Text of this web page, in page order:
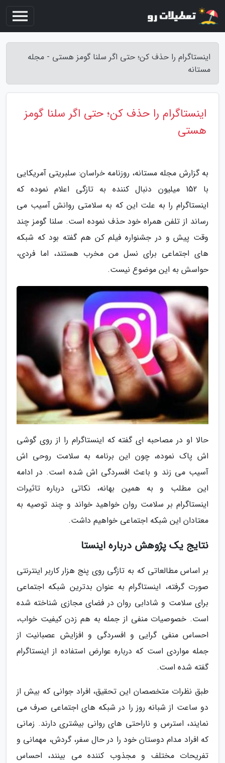
اینستاگرام را حذف کن؛ حتی اگر سلنا گومز هستی - مجله
مستانه
اینستاگرام را حذف کن؛ حتی اگر سلنا گومز
هستی
به گزارش مجله مستانه، روزنامه خراسان: سلبریتی آمریکایی
با 152 میلیون دنبال کننده به تازگی اعلام نموده که
اینستاگرام را به علت این که به سلامتی روانش آسیب می
رساند از تلفن همراه خود حذف نموده است. سلنا گومز چند
وقت پیش و در جشنواره فیلم کن هم گفته بود که شبکه
های اجتماعی برای نسل من مخرب هستند، اما فردی،
حواسش به این موضوع نیست.
حالا او در مصاحبه ای گفته که اینستاگرام را از روی گوشی
اش پاک نموده، چون این برنامه به سلامت روحی اش
آسیب می زند و باعث افسردگی اش شده است. در ادامه
این مطلب و به همین بهانه، نکاتی درباره تاثیرات
اینستاگرام بر سلامت روان خواهید خواند و چند توصیه به
معتادان این شبکه اجتماعی خواهیم داشت.
نتایج یک پژوهش درباره اینستا
بر اساس مطالعاتی که به تازگی روی پنج هزار کاربر اینترنتی
صورت گرفته، اینستاگرام به عنوان بدترین شبکه اجتماعی
برای سلامت و شادابی روان در فضای مجازی شناخته شده
است. خصوصیات منفی از جمله به هم زدن کیفیت خواب،
احساس منفی گرایی و افسردگی و افزایش عصبانیت از
جمله مواردی است که درباره عوارض استفاده از اینستاگرام
گفته شده است.
طبق نظرات متخصصان این تحقیق، افراد جوانی که بیش از
دو ساعت از شبانه روز را در شبکه های اجتماعی صرف می
نمایند، استرس و ناراحتی های روانی بیشتری دارند. زمانی
که افراد مدام دوستان خود را در حال سفر، گردش، مهمانی و
تفریحات مختلف و مجذوب کننده می بینند، احساس